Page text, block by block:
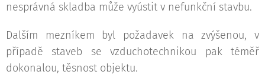
nesprávná skladba může vyústit v nefunkční stavbu.
Dalším mezníkem byl požadavek na zvýšenou, v
případě staveb se vzduchotechnikou pak téměř
dokonalou, těsnost objektu.